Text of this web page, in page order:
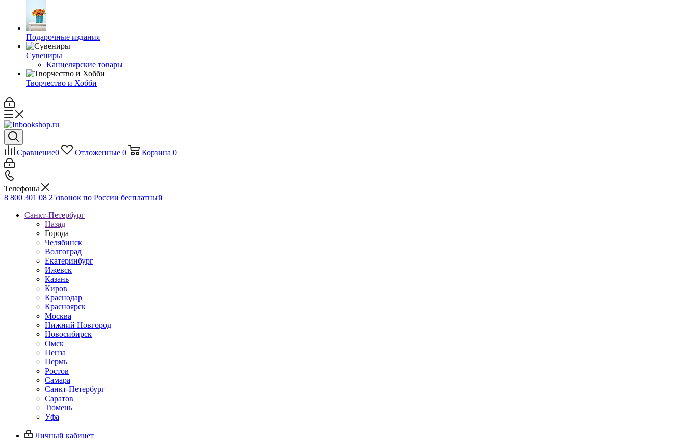
Подарочные издания
Сувениры
Канцелярские товары
Творчество и Хобби
Сравнение0 Отложенные 0 Корзина 0
Телефоны
8 800 301 08 25звонок по России бесплатный
Санкт-Петербург
Назад
Города
Челябинск
Волгоград
Екатеринбург
Ижевск
Казань
Киров
Краснодар
Красноярск
Москва
Нижний Новгород
Новосибирск
Омск
Пенза
Пермь
Ростов
Самара
Санкт-Петербург
Саратов
Тюмень
Уфа
Личный кабинет